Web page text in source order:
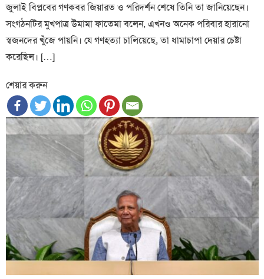
জুলাই বিপ্লবের গণকবর জিয়ারত ও পরিদর্শন শেষে তিনি তা জানিয়েছেন।
সংগঠনটির মুখপাত্র উমামা ফাতেমা বলেন, এখনও অনেক পরিবার হারানো
স্বজনদের খুঁজে পায়নি। যে গণহত্যা চালিয়েছে, তা ধামাচাপা দেয়ার চেষ্টা
করেছিল। […]
শেয়ার করুন